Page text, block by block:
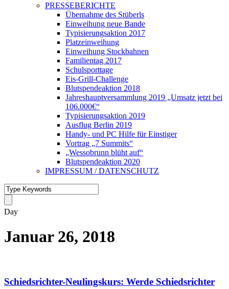
PRESSEBERICHTE
Übernahme des Stüberls
Einweihung neue Bande
Typisierungsaktion 2017
Platzeinweihung
Einweihung Stockbahnen
Familientag 2017
Schulsporttage
Eis-Grill-Challenge
Blutspendeaktion 2018
Jahreshauptversammlung 2019 „Umsatz jetzt bei
106.000€“
Typisierungsaktion 2019
Ausflug Berlin 2019
Handy- und PC Hilfe für Einstiger
Vortrag „7 Summits“
„Wessobrunn blüht auf“
Blutspendeaktion 2020
IMPRESSUM / DATENSCHUTZ
Day
Januar 26, 2018
Schiedsrichter-Neulingskurs: Werde Schiedsrichter